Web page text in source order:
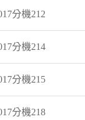
分機212
分機214
分機215
分機218